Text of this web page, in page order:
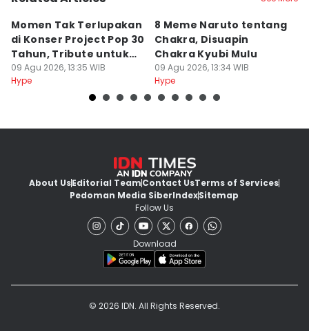
Momen Tak Terlupakan
di Konser Project Pop 30
Tahun, Tribute untuk
Oon
09 Agu 2026, 13:35 WIB
Hype
8 Meme Naruto tentang
Chakra, Disuapin
Chakra Kyubi Mulu
09 Agu 2026, 13:34 WIB
Hype
About UsEditorial TeamContact UsTerms of Services
Pedoman Media SiberIndexSitemap
Follow Us
Download
© 2026 IDN. All Rights Reserved.